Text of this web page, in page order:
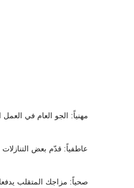
مهنياً: الجو العام في
عاطفياً: قدّم بعض
صحياً: مزاجك المتقلب